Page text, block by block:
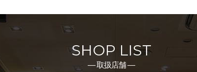
SHOP LIST
― 取扱店舗 ―